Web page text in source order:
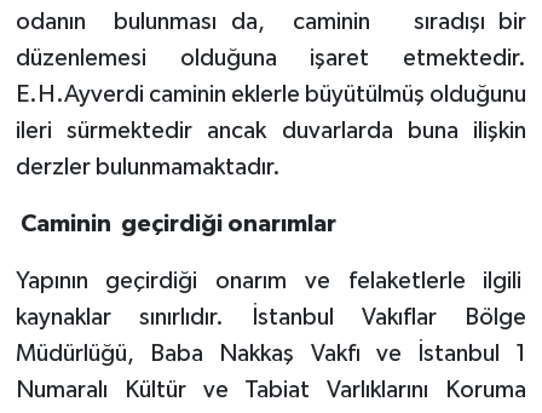
odanın
bulunması da, caminin
sıradışı bir
düzenlemesi olduğuna işaret etmektedir.
E.H.Ayverdi caminin eklerle büyütülmüş olduğunu
ileri sürmektedir ancak duvarlarda buna ilişkin
derzler bulunmamaktadır.
Caminin geçirdiği onarımlar
Yapının geçirdiği onarım ve felaketlerle ilgili
kaynaklar sınırlıdır. İstanbul Vakıflar Bölge
Müdürlüğü, Baba Nakkaş Vakfı ve İstanbul 1
Numaralı Kültür ve Tabiat Varlıklarını Koruma